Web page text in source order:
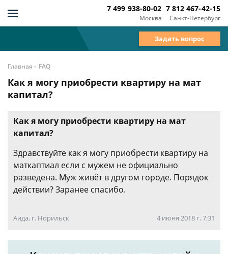
Москва
7 499 938-80-02
Санкт-Петербург
7 812 467-42-15
Задать вопрос
Главная - FAQ
Как я могу приобрести квартиру на мат
капитал?
Как я могу приобрести квартиру на мат
капитал?
Здравствуйте как я могу приобрести квартиру на
маткаптиал если с мужем не официально
разведена. Муж живёт в другом городе. Порядок
действии? Заранее спасибо.
Аида, г. Норильск 4 июня 2018 г. 7:31